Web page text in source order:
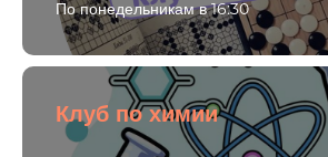
По понедельникам в 16:30
Клуб по химии